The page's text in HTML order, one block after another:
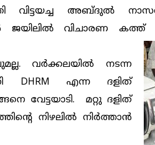
വിട്ടയച്ച അബ്ദുല്‍
വിചാരണ കത്ത്
വര്‍ക്കലയില്‍ നടന്ന
DHRM എന്ന ദളിത്‌
വേട്ടയാടി. മറ്റു ദളിത്‌
നിഴലില്‍ നിര്‍ത്താന്‍